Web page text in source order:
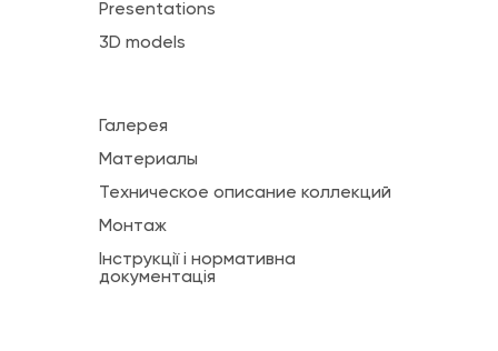
Presentations
3D models
Галерея
Материалы
Техническое описание коллекций
Монтаж
Інструкції і нормативна
документація